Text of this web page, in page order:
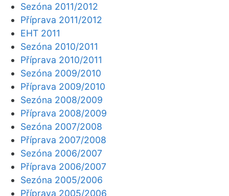
Sezóna 2011/2012
Příprava 2011/2012
EHT 2011
Sezóna 2010/2011
Příprava 2010/2011
Sezóna 2009/2010
Příprava 2009/2010
Sezóna 2008/2009
Příprava 2008/2009
Sezóna 2007/2008
Příprava 2007/2008
Sezóna 2006/2007
Příprava 2006/2007
Sezóna 2005/2006
Příprava 2005/2006